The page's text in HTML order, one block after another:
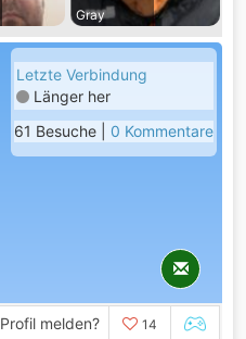
Gray
Letzte Verbindung
Länger her
61 Besuche | 0 Kommentare
Profil melden? 14